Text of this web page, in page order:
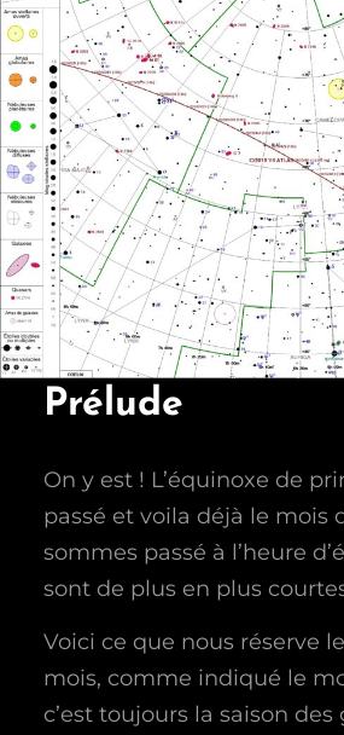
Prélude
On y est ! L’équinoxe de
passé et voila déjà le mois
sommes passé à l’heure
sont de plus en plus
Voici ce que nous réserve
mois, comme indiqué le
c’est toujours la saison des